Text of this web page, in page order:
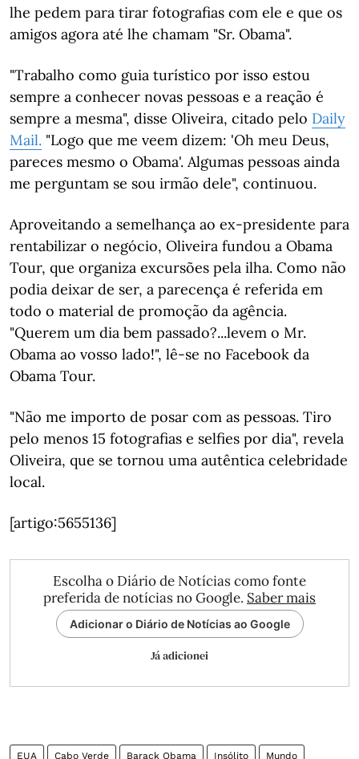
lhe pedem para tirar fotografias com ele e que os
amigos agora até lhe chamam "Sr. Obama".
"Trabalho como guia turístico por isso estou
sempre a conhecer novas pessoas e a reação é
sempre a mesma", disse Oliveira, citado pelo Daily
Mail. "Logo que me veem dizem: 'Oh meu Deus,
pareces mesmo o Obama'. Algumas pessoas ainda
me perguntam se sou irmão dele", continuou.
Aproveitando a semelhança ao ex-presidente para
rentabilizar o negócio, Oliveira fundou a Obama
Tour, que organiza excursões pela ilha. Como não
podia deixar de ser, a parecença é referida em
todo o material de promoção da agência.
"Querem um dia bem passado?...levem o Mr.
Obama ao vosso lado!", lê-se no Facebook da
Obama Tour.
"Não me importo de posar com as pessoas. Tiro
pelo menos 15 fotografias e selfies por dia", revela
Oliveira, que se tornou uma autêntica celebridade
local.
[artigo:5655136]
Escolha o Diário de Notícias como fonte
preferida de notícias no Google. Saber mais
Adicionar o Diário de Notícias ao Google
Já adicionei
EUA Cabo Verde Barack Obama Insólito Mundo